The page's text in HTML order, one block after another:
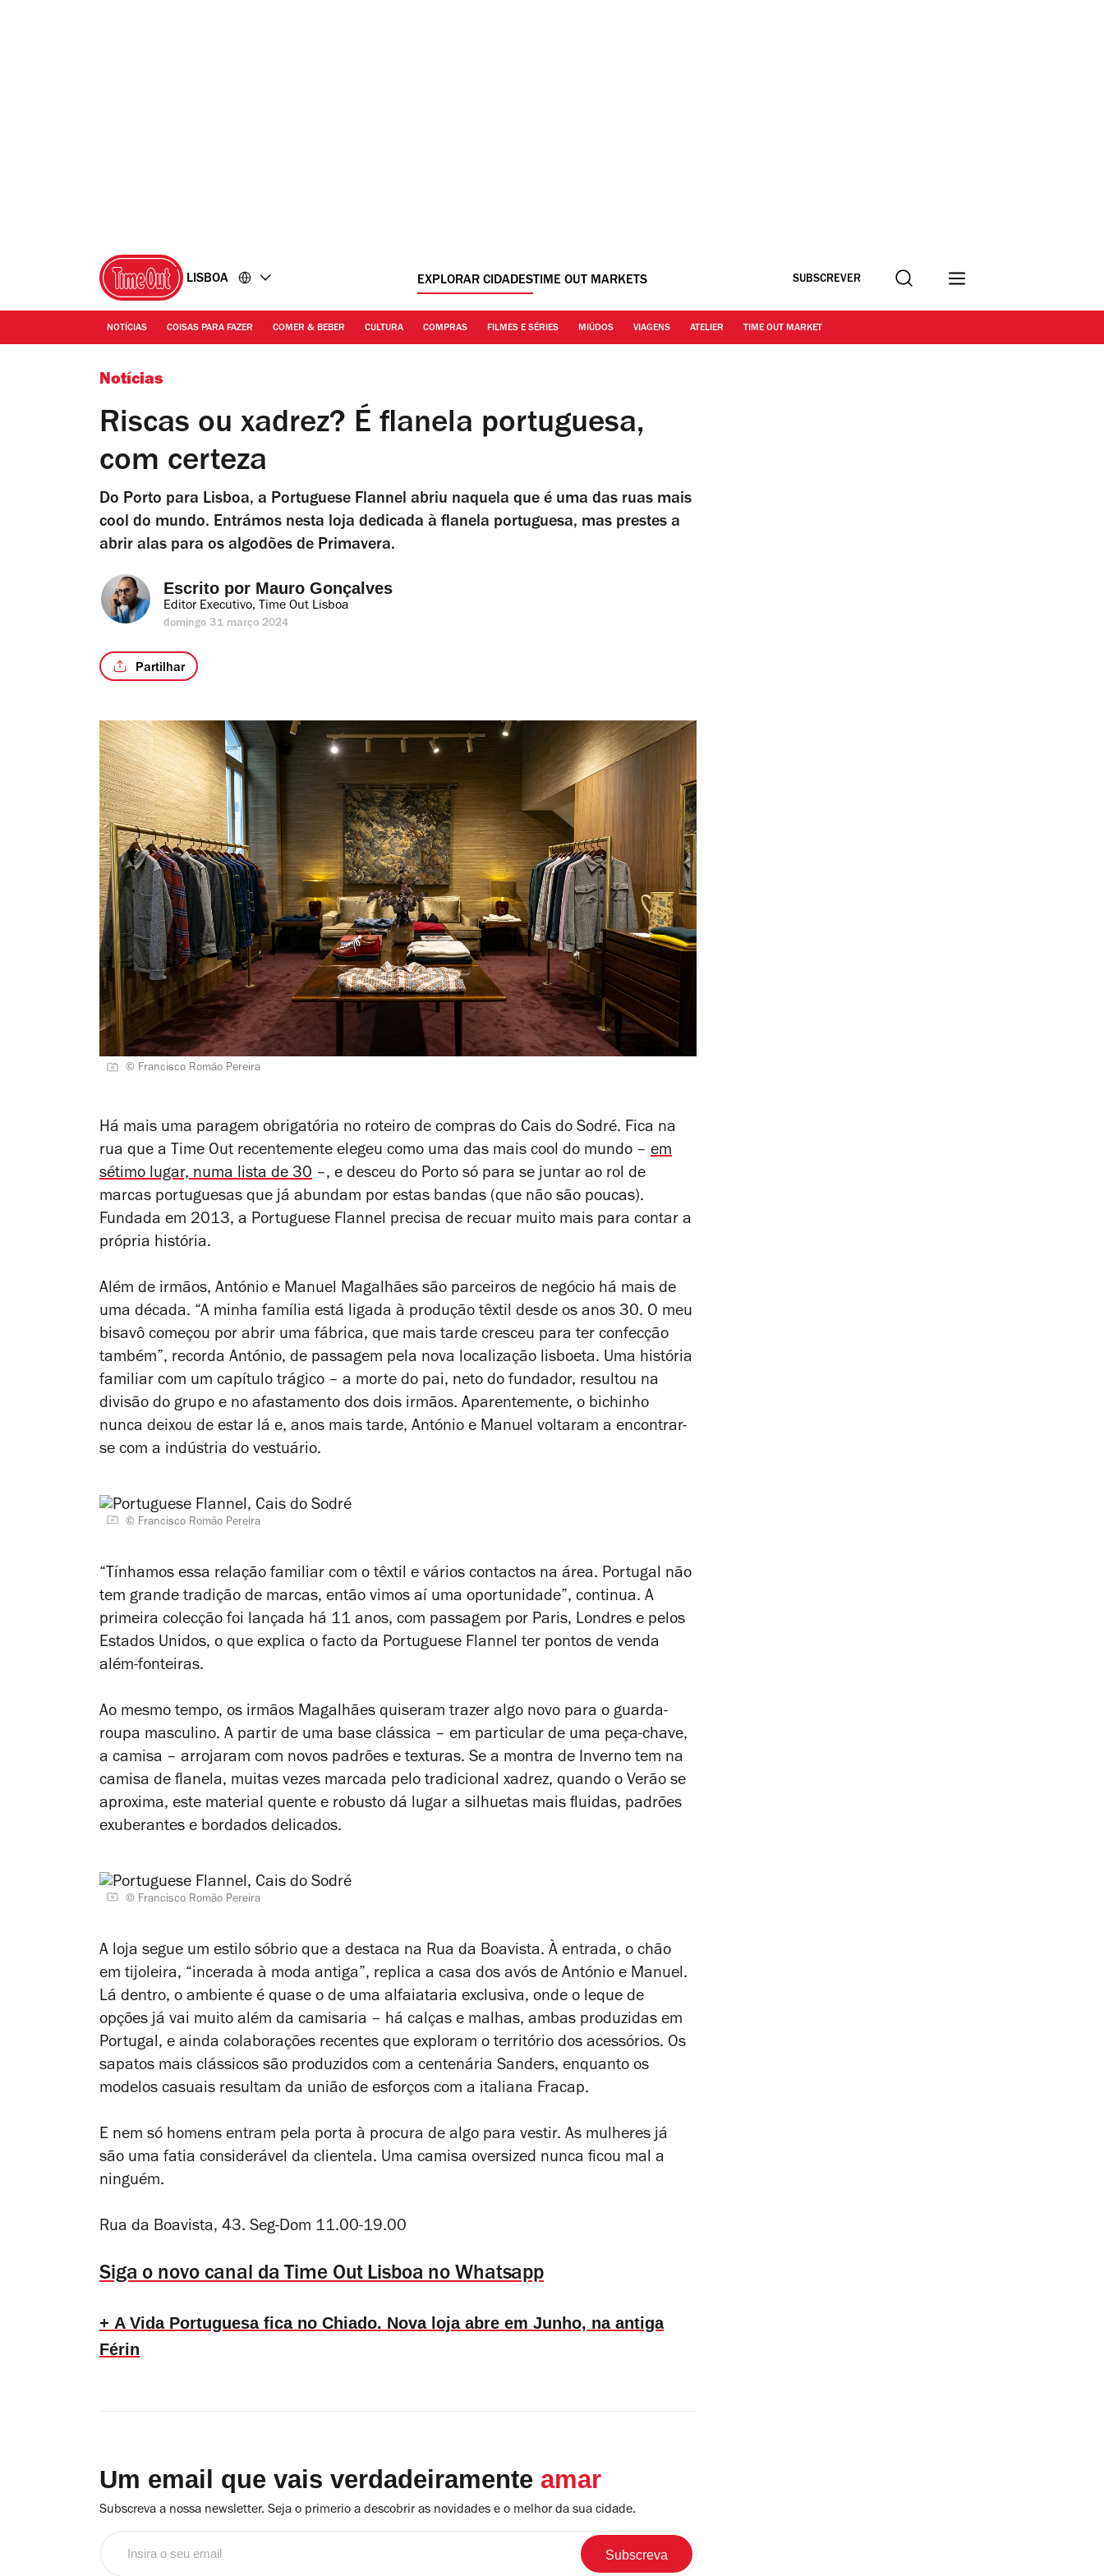
LISBOA EXPLORAR CIDADESTIME OUT MARKETS SUBSCREVER Procurar
NOTÍCIAS COISAS PARA FAZER COMER & BEBER CULTURA COMPRAS FILMES E SÉRIES MIÚDOS VIAGENS ATELIER TIME OUT MARKET
Notícias
Riscas ou xadrez? É flanela portuguesa,
com certeza
Do Porto para Lisboa, a Portuguese Flannel abriu naquela que é uma das ruas mais
cool do mundo. Entrámos nesta loja dedicada à flanela portuguesa, mas prestes a
abrir alas para os algodões de Primavera.
Escrito por Mauro Gonçalves
Editor Executivo, Time Out Lisboa
domingo 31 março 2024
Partilhar
© Francisco Romão Pereira
Há mais uma paragem obrigatória no roteiro de compras do Cais do Sodré. Fica na
rua que a Time Out recentemente elegeu como uma das mais cool do mundo – em
sétimo lugar, numa lista de 30 –, e desceu do Porto só para se juntar ao rol de
marcas portuguesas que já abundam por estas bandas (que não são poucas).
Fundada em 2013, a Portuguese Flannel precisa de recuar muito mais para contar a
própria história.
Além de irmãos, António e Manuel Magalhães são parceiros de negócio há mais de
uma década. “A minha família está ligada à produção têxtil desde os anos 30. O meu
bisavô começou por abrir uma fábrica, que mais tarde cresceu para ter confecção
também”, recorda António, de passagem pela nova localização lisboeta. Uma história
familiar com um capítulo trágico – a morte do pai, neto do fundador, resultou na
divisão do grupo e no afastamento dos dois irmãos. Aparentemente, o bichinho
nunca deixou de estar lá e, anos mais tarde, António e Manuel voltaram a encontrar-
se com a indústria do vestuário.
© Francisco Romão Pereira
“Tínhamos essa relação familiar com o têxtil e vários contactos na área. Portugal não
tem grande tradição de marcas, então vimos aí uma oportunidade”, continua. A
primeira colecção foi lançada há 11 anos, com passagem por Paris, Londres e pelos
Estados Unidos, o que explica o facto da Portuguese Flannel ter pontos de venda
além-fonteiras.
Ao mesmo tempo, os irmãos Magalhães quiseram trazer algo novo para o guarda-
roupa masculino. A partir de uma base clássica – em particular de uma peça-chave,
a camisa – arrojaram com novos padrões e texturas. Se a montra de Inverno tem na
camisa de flanela, muitas vezes marcada pelo tradicional xadrez, quando o Verão se
aproxima, este material quente e robusto dá lugar a silhuetas mais fluidas, padrões
exuberantes e bordados delicados.
© Francisco Romão Pereira
A loja segue um estilo sóbrio que a destaca na Rua da Boavista. À entrada, o chão
em tijoleira, “incerada à moda antiga”, replica a casa dos avós de António e Manuel.
Lá dentro, o ambiente é quase o de uma alfaiataria exclusiva, onde o leque de
opções já vai muito além da camisaria – há calças e malhas, ambas produzidas em
Portugal, e ainda colaborações recentes que exploram o território dos acessórios. Os
sapatos mais clássicos são produzidos com a centenária Sanders, enquanto os
modelos casuais resultam da união de esforços com a italiana Fracap.
E nem só homens entram pela porta à procura de algo para vestir. As mulheres já
são uma fatia considerável da clientela. Uma camisa oversized nunca ficou mal a
ninguém.
Rua da Boavista, 43. Seg-Dom 11.00-19.00
Siga o novo canal da Time Out Lisboa no Whatsapp
+ A Vida Portuguesa fica no Chiado. Nova loja abre em Junho, na antiga
Férin
Um email que vais verdadeiramente amar
Subscreva a nossa newsletter. Seja o primerio a descobrir as novidades e o melhor da sua cidade.